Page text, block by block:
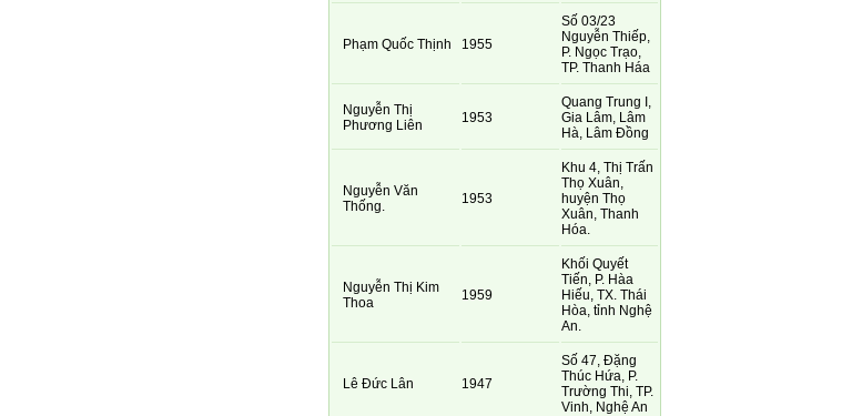
Phạm Quốc Thịnh 1955
Số 03/23
Nguyễn Thiếp,
P. Ngọc Trạo,
TP. Thanh Háa
Nguyễn Thị
Phương Liên
1953
Quang Trung I,
Gia Lâm, Lâm
Hà, Lâm Đồng
Nguyễn Văn
Thống.
1953
Khu 4, Thị Trấn
Thọ Xuân,
huyện Thọ
Xuân, Thanh
Hóa.
Nguyễn Thị Kim
Thoa
1959
Khối Quyết
Tiến, P. Hàa
Hiếu, TX. Thái
Hòa, tỉnh Nghệ
An.
Lê Đức Lân 1947
Số 47, Đặng
Thúc Hứa, P.
Trường Thi, TP.
Vinh, Nghệ An